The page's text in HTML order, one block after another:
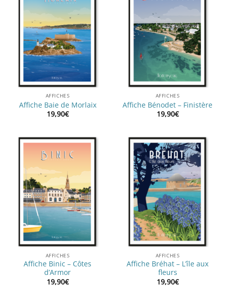
AFFICHES
Affiche Baie de Morlaix
19,90€
AFFICHES
Affiche Bénodet – Finistère
19,90€
AFFICHES
Affiche Binic – Côtes
d’Armor
19,90€
AFFICHES
Affiche Bréhat – L’île aux
fleurs
19,90€